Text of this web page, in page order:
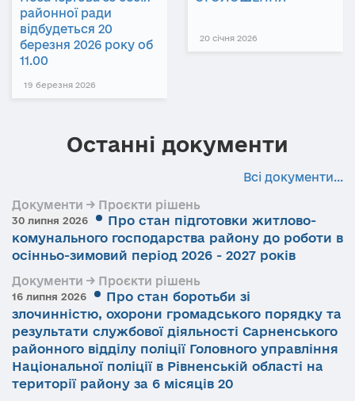
районної ради
відбудеться 20
березня 2026 року об
11.00
19 березня 2026
20 січня 2026
Останні документи
Всі документи...
Документи → Проєкти рішень
30 липня 2026
Про стан підготовки житлово-
комунального господарства району до роботи в
осінньо-зимовий період 2026 - 2027 років
Документи → Проєкти рішень
16 липня 2026
Про стан боротьби зі
злочинністю, охорони громадського порядку та
результати службової діяльності Сарненського
районного відділу поліції Головного управління
Національної поліції в Рівненській області на
території району за 6 місяців 20